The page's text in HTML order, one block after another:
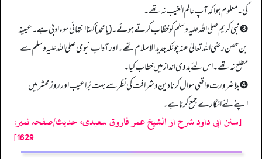
کی۔ معلوم ہوا کہ آپ عالم الغیب نہ تھے۔
➌ نبی کریم صلی اللہ علیہ وسلم کو خظاب کرتے ہوئے۔ (یا محمد) کہنا انتہائی سوء ادبی ہے۔عیینہ
بن حصن رضی اللہ تعالیٰ عنہ چونکہ جدید الاسلام تھے۔ اور آداب نبوی صلی اللہ علیہ وسلم سے
مطلع نہ تھے۔ اس لئے بدوی انداز میں خطاب کیا۔
➍ بلاضرورت واقعی سوال کرنا دین وشرافت کی نظر سے بہت بُرا عیب اور روز محشر میں
اپنے لئے انگارے جمع کرنا ہے۔
[سنن ابی داود شرح از الشیخ عمر فاروق سعیدی، حدیث/صفحہ نمبر:
1629]